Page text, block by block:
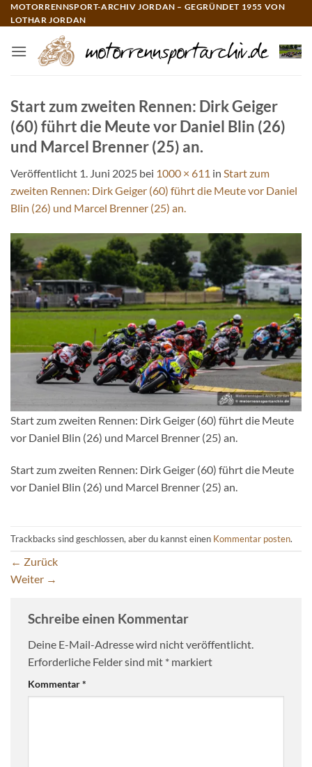
Zum
Inhalt
MOTORRENNSPORT-ARCHIV JORDAN – GEGRÜNDET 1955 VON
LOTHAR JORDAN
Start zum zweiten Rennen: Dirk Geiger
(60) führt die Meute vor Daniel Blin (26)
und Marcel Brenner (25) an.
Veröffentlicht 1. Juni 2025 bei 1000 × 611 in Start zum
zweiten Rennen: Dirk Geiger (60) führt die Meute vor Daniel
Blin (26) und Marcel Brenner (25) an.
Start zum zweiten Rennen: Dirk Geiger (60) führt die Meute
vor Daniel Blin (26) und Marcel Brenner (25) an.
Start zum zweiten Rennen: Dirk Geiger (60) führt die Meute
vor Daniel Blin (26) und Marcel Brenner (25) an.
Trackbacks sind geschlossen, aber du kannst einen Kommentar posten.
← Zurück
Weiter →
Schreibe einen Kommentar
Deine E-Mail-Adresse wird nicht veröffentlicht.
Erforderliche Felder sind mit * markiert
Kommentar*